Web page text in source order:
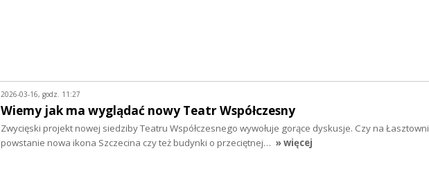
2026-03-16, godz. 11:27
Wiemy jak ma wyglądać nowy Teatr Współczesny
Zwycięski projekt nowej siedziby Teatru Współczesnego wywołuje gorące dyskusje. Czy na Łasztowni
powstanie nowa ikona Szczecina czy też budynki o przeciętnej… » więcej